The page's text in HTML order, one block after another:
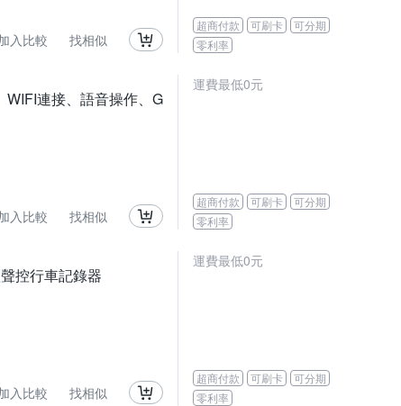
入比較 找相似
超商付款 可刷卡
可分期
零利率
連接、語音操作、G
入比較 找相似
運費最低0元
超商付款 可刷卡
可分期
零利率
控行車記錄器
入比較 找相似
運費最低0元
超商付款 可刷卡
可分期
零利率